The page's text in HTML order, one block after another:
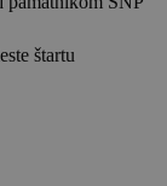
štartu